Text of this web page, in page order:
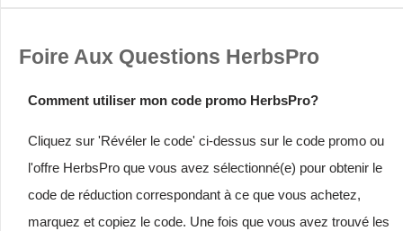
Foire Aux Questions HerbsPro
Comment utiliser mon code promo HerbsPro?
Cliquez sur 'Révéler le code' ci-dessus sur le code promo ou
l'offre HerbsPro que vous avez sélectionné(e) pour obtenir le
code de réduction correspondant à ce que vous achetez,
marquez et copiez le code. Une fois que vous avez trouvé les